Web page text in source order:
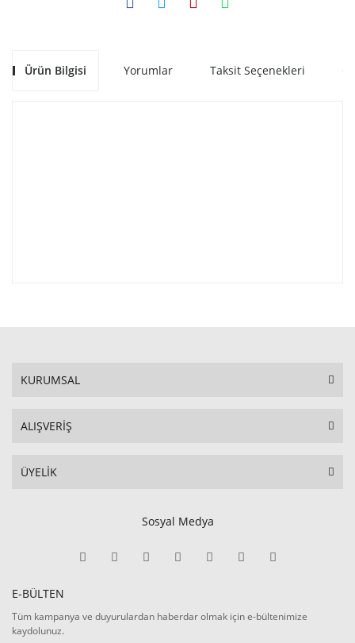
Ürün Bilgisi Yorumlar Taksit Seçenekleri
KURUMSAL
ALIŞVERİŞ
ÜYELİK
Sosyal Medya
E-BÜLTEN
Tüm kampanya ve duyurulardan haberdar olmak için e-bültenimize
kaydolunuz.